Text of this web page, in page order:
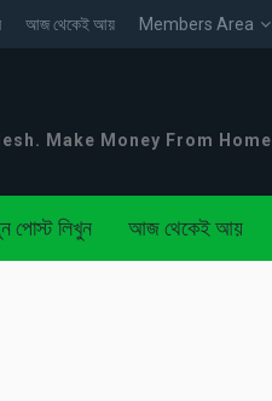
আজ থেকেই আয় Members Area
Make Money From Home
পোস্ট লিখুন আজ থেকেই আয়